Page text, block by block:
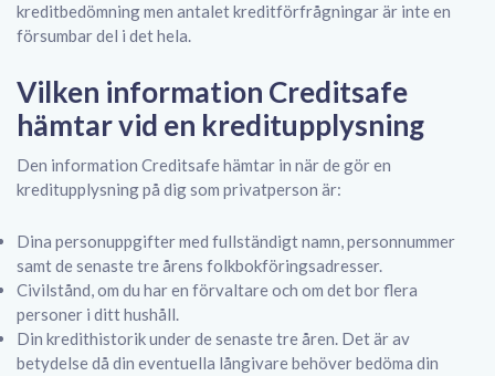
kreditbedömning men antalet kreditförfrågningar är inte en
försumbar del i det hela.
Vilken information Creditsafe
hämtar vid en kreditupplysning
Den information Creditsafe hämtar in när de gör en
kreditupplysning på dig som privatperson är:
Dina personuppgifter med fullständigt namn, personnummer
samt de senaste tre årens folkbokföringsadresser.
Civilstånd, om du har en förvaltare och om det bor flera
personer i ditt hushåll.
Din kredithistorik under de senaste tre åren. Det är av
betydelse då din eventuella långivare behöver bedöma din